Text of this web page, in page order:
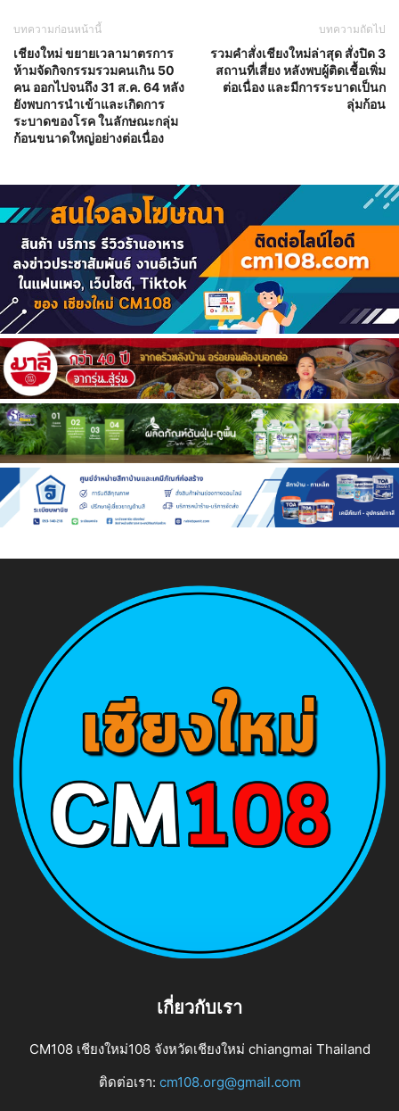
บทความก่อนหน้านี้
เชียงใหม่ ขยายเวลามาตรการ
ห้ามจัดกิจกรรมรวมคนเกิน 50
คน ออกไปจนถึง 31 ส.ค. 64 หลัง
ยังพบการนำเข้าและเกิดการ
ระบาดของโรค ในลักษณะกลุ่ม
ก้อนขนาดใหญ่อย่างต่อเนื่อง
บทความถัดไป
รวมคำสั่งเชียงใหม่ล่าสุด สั่งปิด 3
สถานที่เสี่ยง หลังพบผู้ติดเชื้อเพิ่ม
ต่อเนื่อง และมีการระบาดเป็นก
ลุ่มก้อน
เกี่ยวกับเรา
CM108 เชียงใหม่108 จังหวัดเชียงใหม่ chiangmai Thailand
ติดต่อเรา: cm108.org@gmail.com